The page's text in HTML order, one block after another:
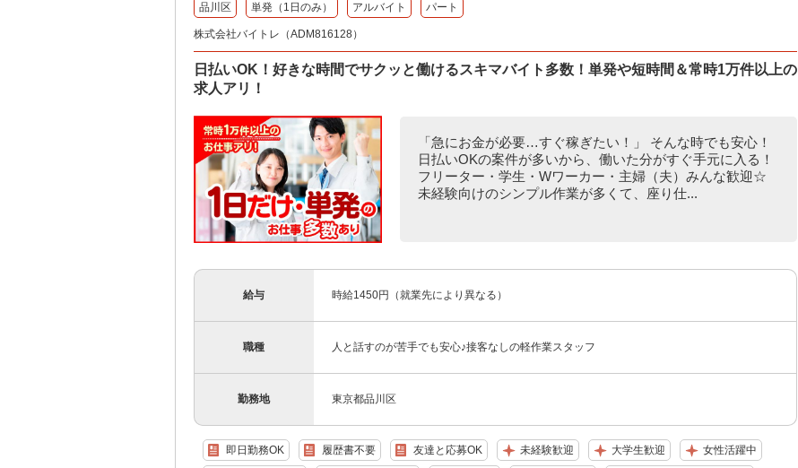
品川区 単発（1日のみ） アルバイト パート
株式会社バイトレ（ADM816128）
日払いOK！好きな時間でサクッと働けるスキマバイト多数！単発や短時間＆常時1万件以上の
求人アリ！
「急にお金が必要…すぐ稼ぎたい！」 そんな時でも安心！
日払いOKの案件が多いから、働いた分がすぐ手元に入る！
フリーター・学生・Wワーカー・主婦（夫）みんな歓迎☆
未経験向けのシンプル作業が多くて、座り仕...
給与 時給1450円（就業先により異なる）
職種 人と話すのが苦手でも安心♪接客なしの軽作業スタッフ
勤務地 東京都品川区
即日勤務OK 履歴書不要 友達と応募OK 未経験歓迎 大学生歓迎 女性活躍中